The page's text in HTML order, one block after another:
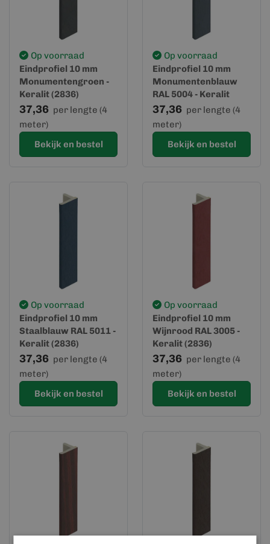
Op voorraad
Eindprofiel 10 mm
Monumentengroen -
Keralit (2836)
37,36 per lengte (4
meter)
Bekijk en bestel
Op voorraad
Eindprofiel 10 mm
Monumentenblauw
RAL 5004 - Keralit
(2836)
37,36 per lengte (4
meter)
Bekijk en bestel
Op voorraad
Eindprofiel 10 mm
Staalblauw RAL 5011 -
Keralit (2836)
37,36 per lengte (4
meter)
Bekijk en bestel
Op voorraad
Eindprofiel 10 mm
Wijnrood RAL 3005 -
Keralit (2836)
37,36 per lengte (4
meter)
Bekijk en bestel